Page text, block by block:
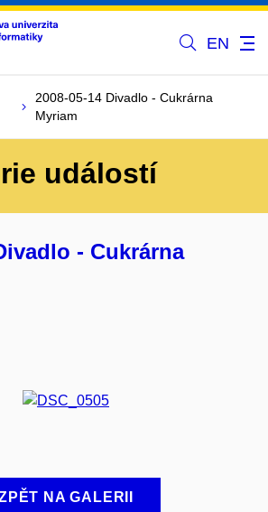
EN
2008-05-14 Divadlo - Cukrárna
Myriam
událostí
- Cukrárna
NA GALERII